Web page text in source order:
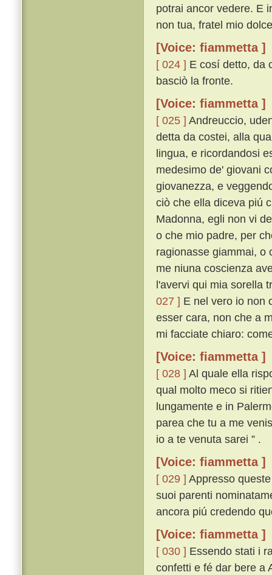
potrai ancor vedere. E
non tua, fratel mio
[Voice: fiammetta ]
[ 024 ] E cosí detto, da
basciò la fronte.
[Voice: fiammetta ]
[ 025 ] Andreuccio,
detta da costei, alla
lingua, e ricordandosi
medesimo de' giovani
giovanezza, e
ciò che ella diceva piú
Madonna, egli non vi
o che mio padre, per
ragionasse giammai, o
me niuna coscienza
l'avervi qui mia sorella
027 ] E nel vero io non
esser cara, non che a
mi facciate chiaro:
[Voice: fiammetta ]
[ 028 ] Al quale ella
qual molto meco si
lungamente e in
parea che tu a me
io a te venuta sarei ” .
[Voice: fiammetta ]
[ 029 ] Appresso
suoi parenti
ancora piú credendo
[Voice: fiammetta ]
[ 030 ] Essendo stati i
confetti e fé dar bere a